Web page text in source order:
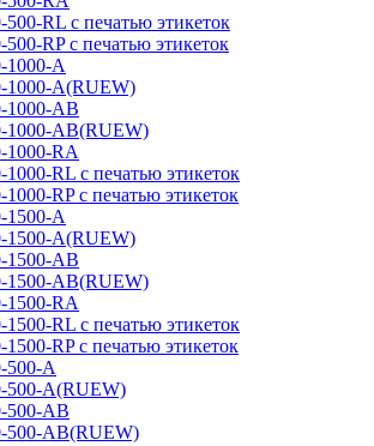
RL с печатью этикеток
RP с печатью этикеток
1000-A
1000-A(RUEW)
1000-AB
1000-AB(RUEW)
1000-RA
RL с печатью этикеток
RP с печатью этикеток
1500-A
1500-A(RUEW)
1500-AB
1500-AB(RUEW)
1500-RA
RL с печатью этикеток
RP с печатью этикеток
500-A
500-A(RUEW)
500-AB
500-AB(RUEW)